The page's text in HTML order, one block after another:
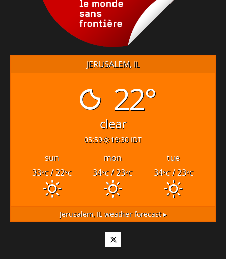
JERUSALEM, IL
22°
clear
05:59 19:30 IDT
sun mon
tue
33°C/ 22°C 34°C/ 23°C 34°C/ 23°C
Jerusalem, ILweather forecast ▸
Twitter